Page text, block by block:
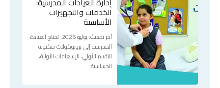
الخدمات والتجهيزات
الأساسية
آخر تحديث: يوليو 2026. تحتاج العيادة
المدرسية إلى بروتوكولات مكتوبة
للتقييم الأولي، الإسعافات الأولية،
الحساسية